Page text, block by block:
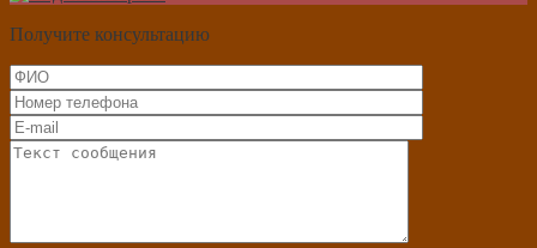
Получите консультацию